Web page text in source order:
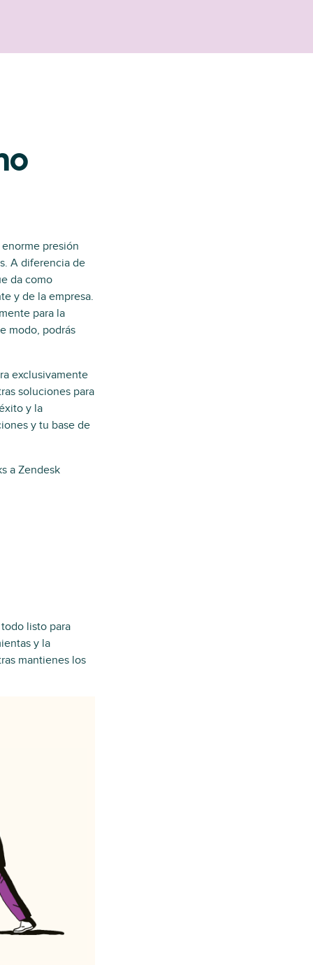
presión
A diferencia de
da como
y de la empresa.
para la
modo, podrás
exclusivamente
soluciones para
y la
y tu base de
a Zendesk
listo para
y la
mantienes los